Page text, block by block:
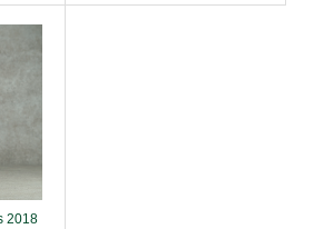
2018